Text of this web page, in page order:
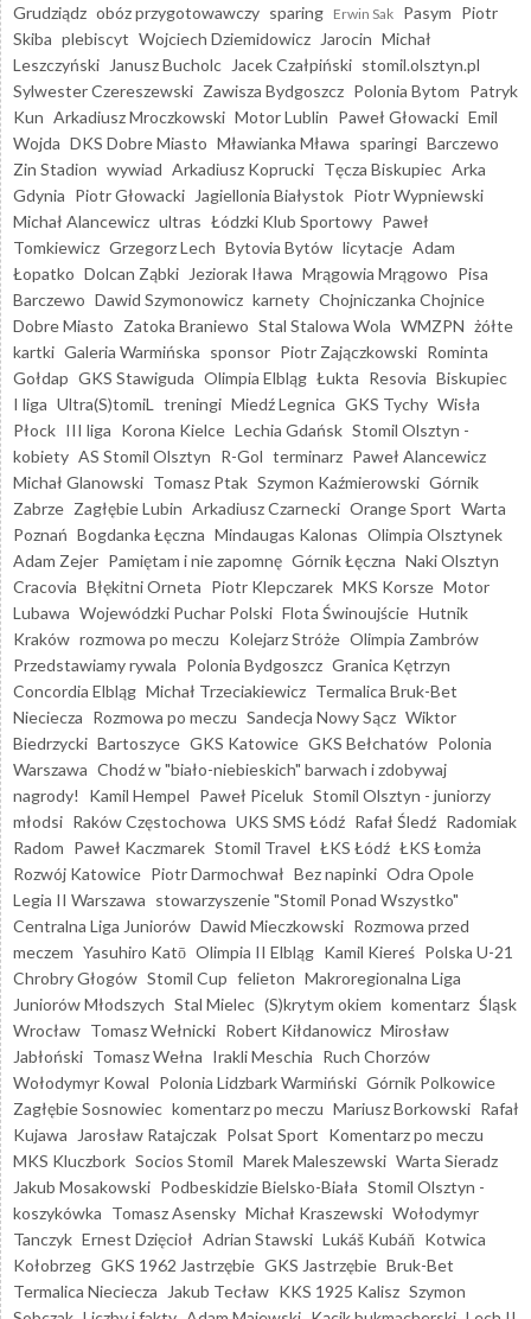
Grudziądz obóz przygotowawczy sparing Erwin Sak Pasym Piotr
Skiba plebiscyt Wojciech Dziemidowicz Jarocin Michał
Leszczyński
Janusz Bucholc Jacek Czałpiński stomil.olsztyn.pl
Sylwester Czereszewski Zawisza Bydgoszcz Polonia Bytom Patryk
Kun Arkadiusz Mroczkowski Motor Lublin Paweł Głowacki Emil
Wojda DKS Dobre Miasto Mławianka Mława sparingi Barczewo
Zin Stadion wywiad Arkadiusz Koprucki Tęcza Biskupiec Arka
Gdynia Piotr Głowacki Jagiellonia Białystok Piotr Wypniewski
Michał Alancewicz ultras Łódzki Klub Sportowy Paweł
Tomkiewicz Grzegorz Lech Bytovia Bytów licytacje Adam
Łopatko Dolcan Ząbki Jeziorak Iława Mrągowia Mrągowo Pisa
Barczewo Dawid Szymonowicz karnety Chojniczanka Chojnice
Dobre Miasto Zatoka Braniewo Stal Stalowa Wola WMZPN żółte
kartki Galeria Warmińska sponsor Piotr Zajączkowski Rominta
Gołdap GKS Stawiguda Olimpia Elbląg Łukta Resovia Biskupiec
I liga Ultra(S)tomiL treningi Miedź Legnica GKS Tychy Wisła
Płock III liga Korona Kielce Lechia Gdańsk Stomil Olsztyn -
kobiety AS Stomil Olsztyn R-Gol terminarz Paweł Alancewicz
Michał Glanowski Tomasz Ptak Szymon Kaźmierowski Górnik
Zabrze Zagłębie Lubin Arkadiusz Czarnecki Orange Sport Warta
Poznań Bogdanka Łęczna Mindaugas Kalonas Olimpia Olsztynek
Adam Zejer Pamiętam i nie zapomnę Górnik Łęczna Naki Olsztyn
Cracovia Błękitni Orneta Piotr Klepczarek MKS Korsze Motor
Lubawa Wojewódzki Puchar Polski Flota Świnoujście Hutnik
Kraków rozmowa po meczu Kolejarz Stróże Olimpia Zambrów
Przedstawiamy rywala Polonia Bydgoszcz Granica Kętrzyn
Concordia Elbląg Michał Trzeciakiewicz Termalica Bruk-Bet
Nieciecza Rozmowa po meczu Sandecja Nowy Sącz Wiktor
Biedrzycki Bartoszyce GKS Katowice GKS Bełchatów Polonia
Warszawa Chodź w "biało-niebieskich" barwach i zdobywaj
nagrody!
Kamil Hempel Paweł Piceluk Stomil Olsztyn - juniorzy
młodsi Raków Częstochowa UKS SMS Łódź Rafał Śledź Radomiak
Radom Paweł Kaczmarek Stomil Travel ŁKS Łódź ŁKS Łomża
Rozwój Katowice Piotr Darmochwał Bez napinki Odra Opole
Legia II Warszawa stowarzyszenie "Stomil Ponad Wszystko"
Centralna Liga Juniorów Dawid Mieczkowski Rozmowa przed
meczem Yasuhiro Katō Olimpia II Elbląg Kamil Kiereś Polska U-21
Chrobry Głogów Stomil Cup felieton Makroregionalna Liga
Juniorów Młodszych Stal Mielec (S)krytym okiem komentarz Śląsk
Wrocław Tomasz Wełnicki Robert Kiłdanowicz Mirosław
Jabłoński Tomasz Wełna Irakli Meschia Ruch Chorzów
Wołodymyr Kowal Polonia Lidzbark Warmiński Górnik Polkowice
Zagłębie Sosnowiec komentarz po meczu Mariusz Borkowski Rafał
Kujawa
Jarosław Ratajczak Polsat Sport Komentarz po meczu
MKS Kluczbork Socios Stomil Marek Maleszewski Warta Sieradz
Jakub Mosakowski Podbeskidzie Bielsko-Biała Stomil Olsztyn -
koszykówka Tomasz Asensky Michał Kraszewski Wołodymyr
Tanczyk Ernest Dzięcioł Adrian Stawski Lukáš Kubáň Kotwica
Kołobrzeg GKS 1962 Jastrzębie GKS Jastrzębie Bruk-Bet
Termalica Nieciecza
Jakub Tecław KKS 1925 Kalisz Szymon